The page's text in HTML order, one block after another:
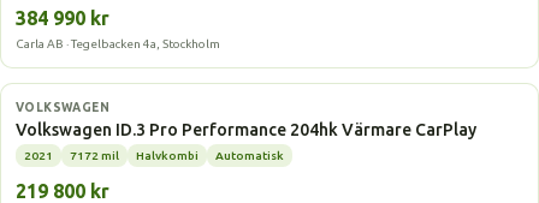
384 990 kr
Carla AB · Tegelbacken 4a, Stockholm
Elbil
VOLKSWAGEN
Volkswagen ID.3 Pro Performance 204hk Värmare CarPlay
2021 7172 mil Halvkombi Automatisk
219 800 kr